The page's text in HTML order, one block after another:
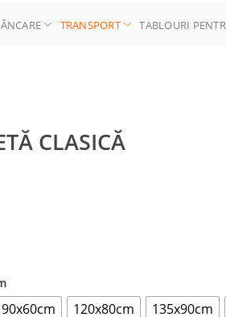
TRANSPORT TABLOURI
CLASICĂ
90x60cm 120x80cm 135x90cm